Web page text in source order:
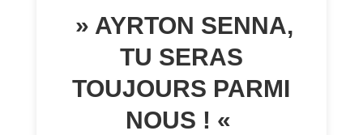
» AYRTON SENNA,
TU SERAS
TOUJOURS PARMI
NOUS ! «